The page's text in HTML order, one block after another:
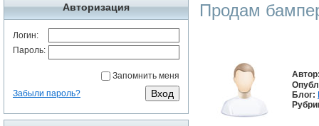
Авторизация
Логин:
Пароль:
Запомнить меня
Забыли пароль?
Продам
Блог: